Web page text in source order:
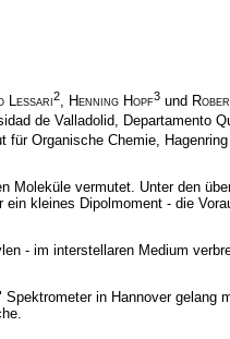
Lessari2 Henning Hopf3 und
de Valladolid, Departamento
für Organische Chemie,
vermutet. Unter den
kleines Dipolmoment - die
- im interstellaren Medium
in Hannover gelang